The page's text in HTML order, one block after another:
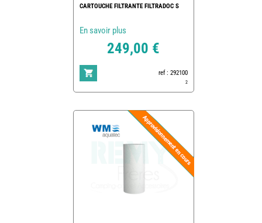
CARTOUCHE FILTRANTE FILTRADOC S
En savoir plus
249,00 €
ref : 292100
2